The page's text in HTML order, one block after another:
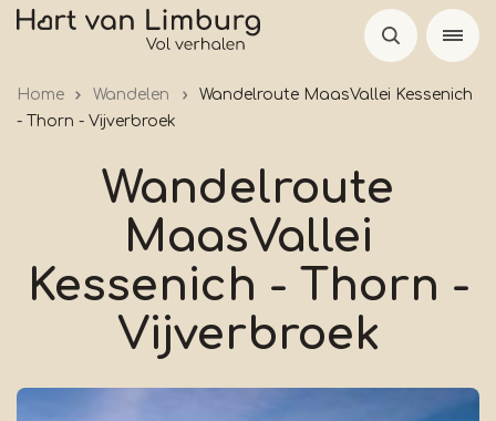
Overslaan
Home Wandelen
Wandelroute MaasVallei Kessenich
- Thorn - Vijverbroek
Wandelroute
MaasVallei
Kessenich - Thorn -
Vijverbroek